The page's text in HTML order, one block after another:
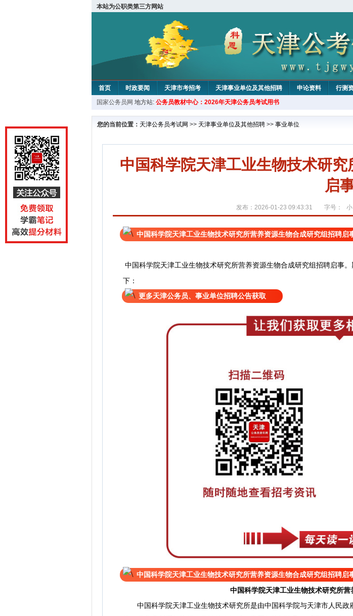
本站为公职类第三方网站
首页 时政要闻 天津市考招考 天津事业单位及其他招聘 申论资料 行测
教材中心
国家公务员网 地方站: 公务员教材中心：2026年天津公务员考试用书
您的当前位置： 天津公务员考试网 >> 天津事业单位及其他招聘 >> 事业单位
中国科学院天津工业生物技术研
启
发布：2026-01-23 09:43:31 字号： 小
中国科学院天津工业生物技术研究所营养资源生物合成研究组招聘启
中国科学院天津工业生物技术研究所营养资源生物合成研究组招聘启事。
下：
更多天津公务员、事业单位招聘公告获取
中国科学院天津工业生物技术研究所营养资源生物合成研究组招聘启
中国科学院天津工业生物技术研究所
中国科学院天津工业生物技术研究所是由中国科学院与天津市人民政